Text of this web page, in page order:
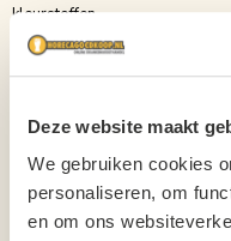
Deze website maakt
We gebruiken cookies
personaliseren, om
en om ons
kleurstoffen.
Haal uw Lipton Ice Tea Green
Verpakking